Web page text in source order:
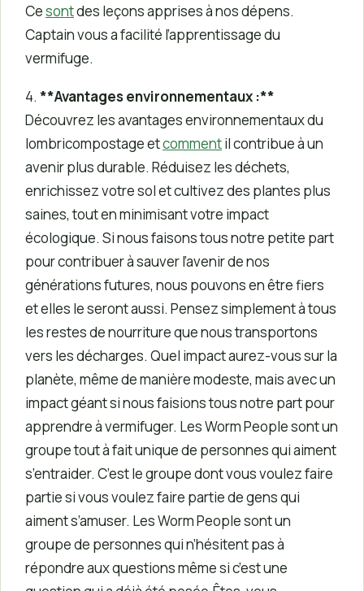
Cesontdes leçons apprises à nos dépens.
Captain vous a facilité l’apprentissage du
vermifuge.
4. **Avantages environnementaux :**
Découvrez les avantages environnementaux du
lombricompostage etcommentil contribue à un
avenir plus durable. Réduisez les déchets,
enrichissez votre sol et cultivez des plantes plus
saines, tout en minimisant votre impact
écologique. Si nous faisons tous notre petite part
pour contribuer à sauver l’avenir de nos
générations futures, nous pouvons en être fiers
et elles le seront aussi. Pensez simplement à tous
les restes de nourriture que nous transportons
vers les décharges. Quel impact aurez-vous sur la
planète, même de manière modeste, mais avec un
impact géant si nous faisions tous notre part pour
apprendre à vermifuger. Les Worm People sont un
groupe tout à fait unique de personnes qui aiment
s’entraider. C’est le groupe dont vous voulez faire
partie si vous voulez faire partie de gens qui
aiment s’amuser. Les Worm People sont un
groupe de personnes qui n’hésitent pas à
répondre aux questions même si c’est une